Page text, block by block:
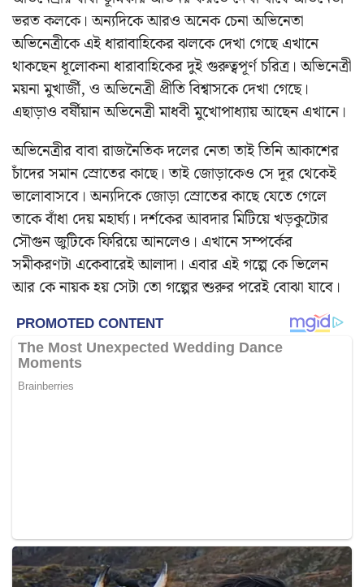
ভরত কলকে। অন্যদিকে আরও অনেক চেনা অভিনেতা
অভিনেত্রীকে এই ধারাবাহিকের ঝলকে দেখা গেছে এখানে
থাকছেন ধূলোকনা ধারাবাহিকের দুই গুরুত্বপূর্ণ চরিত্র। অভিনেত্রী
ময়না মুখার্জী, ও অভিনেত্রী প্রীতি বিশ্বাসকে দেখা গেছে।
এছাড়াও বর্ষীয়ান অভিনেত্রী মাধবী মুখোপাধ্যায় আছেন এখানে।
অভিনেত্রীর বাবা রাজনৈতিক দলের নেতা তাই তিনি আকাশের
চাঁদের সমান স্রোতের কাছে। তাই জোড়াকেও সে দূর থেকেই
ভালোবাসবে। অন্যদিকে জোড়া স্রোতের কাছে যেতে গেলে
তাকে বাঁধা দেয় মহার্ঘ্য। দর্শকের আবদার মিটিয়ে খড়কুটোর
সৌগুন জুটিকে ফিরিয়ে আনলেও। এখানে সম্পর্কের
সমীকরণটা একেবারেই আলাদা। এবার এই গল্পে কে ভিলেন
আর কে নায়ক হয় সেটা তো গল্পের শুরুর পরেই বোঝা যাবে।